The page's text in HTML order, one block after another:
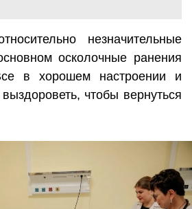
незначительные
осколочные ранения
в хорошем настроении и
чтобы вернуться